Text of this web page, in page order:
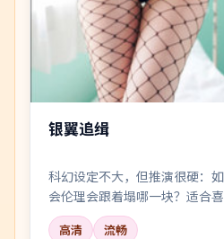
银翼追缉
科幻设定不大，但推演很硬：
会伦理会跟着塌哪一块？适合
众。
高清
流畅